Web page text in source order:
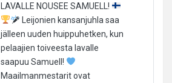
LAVALLE NOUSEE SAMUELL!
Leijonien kansanjuhla saa
jälleen uuden huippuhetken, kun
pelaajien toiveesta lavalle
saapuu Samuell!
Maailmanmestarit ovat